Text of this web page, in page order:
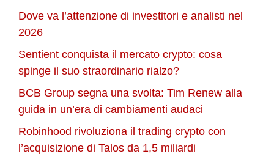
Dove va l’attenzione di investitori e analisti nel
2026
Sentient conquista il mercato crypto: cosa
spinge il suo straordinario rialzo?
BCB Group segna una svolta: Tim Renew alla
guida in un’era di cambiamenti audaci
Robinhood rivoluziona il trading crypto con
l’acquisizione di Talos da 1,5 miliardi